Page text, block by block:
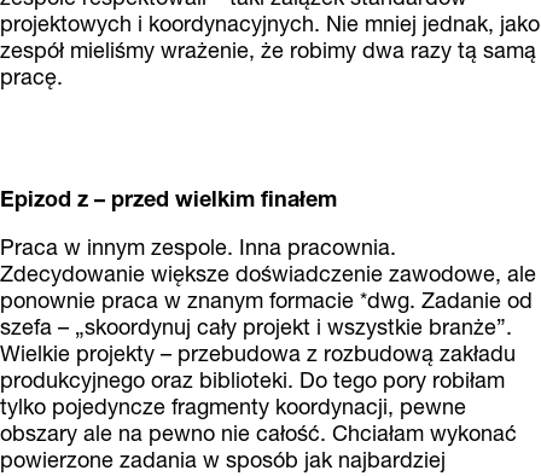
projektowych i koordynacyjnych. Nie mniej jednak, jako
zespół mieliśmy wrażenie, że robimy dwa razy tą samą
pracę.
Epizod z – przed wielkim finałem
Praca w innym zespole. Inna pracownia.
Zdecydowanie większe doświadczenie zawodowe, ale
ponownie praca w znanym formacie *dwg. Zadanie od
szefa – „skoordynuj cały projekt i wszystkie branże”.
Wielkie projekty – przebudowa z rozbudową zakładu
produkcyjnego oraz biblioteki. Do tego pory robiłam
tylko pojedyncze fragmenty koordynacji, pewne
obszary ale na pewno nie całość. Chciałam wykonać
powierzone zadania w sposób jak najbardziej